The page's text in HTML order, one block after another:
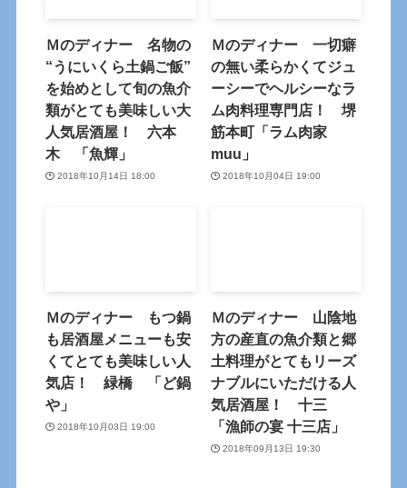
Ｍのディナー 名物の
“うにいくら土鍋ご飯”
を始めとして旬の魚介
類がとても美味しい大
人気居酒屋！ 六本
木 「魚輝」
2018年10月14日 18:00
Ｍのディナー 一切癖
の無い柔らかくてジュ
ーシーでヘルシーなラ
ム肉料理専門店！ 堺
筋本町「ラム肉家
muu」
2018年10月04日 19:00
Ｍのディナー もつ鍋
も居酒屋メニューも安
くてとても美味しい人
気店！ 緑橋 「ど鍋
や」
2018年10月03日 19:00
Ｍのディナー 山陰地
方の産直の魚介類と郷
土料理がとてもリーズ
ナブルにいただける人
気居酒屋！ 十三
「漁師の宴 十三店」
2018年09月13日 19:30